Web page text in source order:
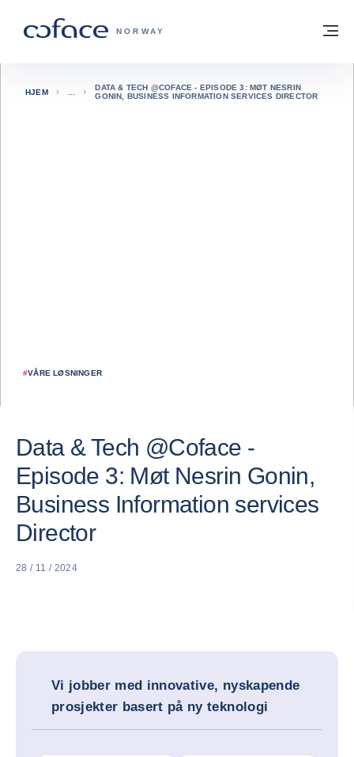
COFACE FOR TRADE - HJEMMESIDE
NORWAY
Tilbake til hjemmesiden
#VÅRE LØSNINGER
HJEM
DATA & TECH @COFACE - EPISODE 3: MØT NESRIN
GONIN, BUSINESS INFORMATION SERVICES DIRECTOR
Data & Tech @Coface -
Episode 3: Møt Nesrin Gonin,
Business Information services
Director
28 / 11 / 2024
Vi jobber med innovative, nyskapende
prosjekter basert på ny teknologi